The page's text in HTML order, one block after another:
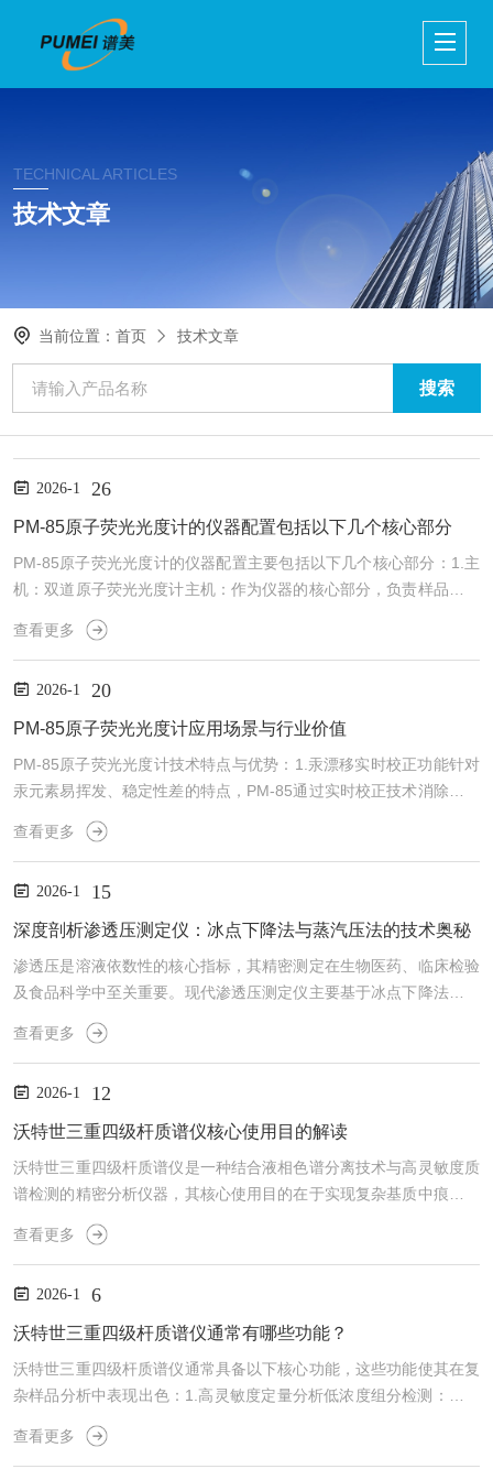
TECHNICAL ARTICLES
技术文章
当前位置：首页 技术文章
2026-1 26
PM-85原子荧光光度计的仪器配置包括以下几个核心部分
PM-85原子荧光光度计的仪器配置主要包括以下几个核心部分：1.主
机：双道原子荧光光度计主机：作为仪器的核心部分，负责样品的原
子化及荧光信号的检测。内置式断续流动蒸气发生系统：样品和载流
交替引入，实现在线清洗，杜绝交叉污染，同时节约样品和试剂用
器：提高原子化率，确保检测结果的准确性。新型节气装置：节约氩
气消耗，降低运行成本。2.PM-85原子荧光光度计进样系统：蠕动泵
查看更多
2026-1 20
PM-85原子荧光光度计应用场景与行业价值
PM-85原子荧光光度计技术特点与优势：1.汞漂移实时校正功能针对
汞元素易挥发、稳定性差的特点，PM-85通过实时校正技术消除环境
波动对检测结果的影响，提高汞分析的准确性，尤其适用于水样、大
气样品等低浓度汞的测定。2.自动化与智能化设计自动配置标准系
样品直接稀释，简化前处理流程。软件支持：系统操作软件兼容Wind
ows7/8/10/XP，具备数据快速导入Excel、网络资源共享功能，并内
查看更多
2026-1 15
深度剖析渗透压测定仪：冰点下降法与蒸汽压法的技术奥秘
渗透压是溶液依数性的核心指标，其精密测定在生物医药、临床检验
及食品科学中至关重要。现代渗透压测定仪主要基于冰点下降法和蒸
汽压法两大原理，二者技术路径迥异，共同构筑了精确测量的基石。
一、冰点下降法：经典的凝固点捕捉术其原理源于拉乌尔定律——溶
变过程的精准温控与热敏探测。技术奥秘在于：超敏制冷与测温：采
用帕尔帖效应半导体快速制冷，使样品在搅拌下过冷至凝固点以下，
（精...
查看更多
2026-1 12
沃特世三重四级杆质谱仪核心使用目的解读
沃特世三重四级杆质谱仪是一种结合液相色谱分离技术与高灵敏度质
谱检测的精密分析仪器，其核心使用目的在于实现复杂基质中痕量有
机化合物的精准定性与定量分析，具体体现在以下关键领域：一、药
物研发药物代谢研究1.通过监测药物在体内的吸收、分布、代谢和排
持。例如，在药代动力学研究中，可同步检测生物样本中多种代谢产
物的浓度变化，动态线性能覆盖从纳克级到毫克级的检测范围。2.支
查看更多
2026-1 6
沃特世三重四级杆质谱仪通常有哪些功能？
沃特世三重四级杆质谱仪通常具备以下核心功能，这些功能使其在复
杂样品分析中表现出色：1.高灵敏度定量分析低浓度组分检测：通过
三重四级杆的串联质谱技术（MS/MS），实现痕量化合物的精准定
量。复杂基质适应性强：支持从简单到复杂基质（如生物体液、环境
查看更多